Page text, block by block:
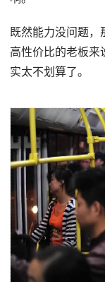
既然能力没问题，
高性价比的老板来
实太不划算了。